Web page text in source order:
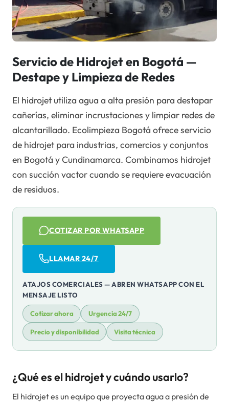
Servicio de Hidrojet en Bogotá —
Destape y Limpieza de Redes
El hidrojet utiliza agua a alta presión para destapar
cañerías, eliminar incrustaciones y limpiar redes de
alcantarillado. Ecolimpieza Bogotá ofrece servicio
de hidrojet para industrias, comercios y conjuntos
en Bogotá y Cundinamarca. Combinamos hidrojet
con succión vactor cuando se requiere evacuación
de residuos.
COTIZAR POR WHATSAPP
LLAMAR 24/7
ATAJOS COMERCIALES — ABREN WHATSAPP CON EL
MENSAJE LISTO
Cotizar ahora Urgencia 24/7
Precio y disponibilidad Visita técnica
¿Qué es el hidrojet y cuándo usarlo?
El hidrojet es un equipo que proyecta agua a presión de